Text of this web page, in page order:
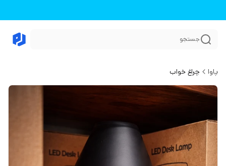
جستجو
پاوا چراغ خواب